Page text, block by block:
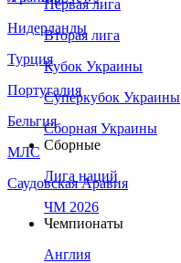
Нидерланды
Турция
Португалия
Бельгия
МЛС
Саудовская Аравия
Первая лига
Вторая лига
Кубок Украины
Суперкубок Украины
Сборная Украины
Сборные
Лига наций
ЧМ 2026
Чемпионаты
Англия